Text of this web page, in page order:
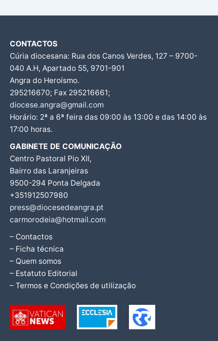
CONTACTOS
Cúria diocesana: Rua dos Canos Verdes, 127 – 9700-
040 A.H, Apartado 55, 9701-901
Angra do Heroísmo.
295216670; Fax 295216661;
diocese.angra@gmail.com
Horário: 2ª a 6ª feira das 09:00 às 13:00 e das 14:00 às
17:00 horas.
GABINETE DE COMUNICAÇÃO
Centro Pastoral Pio XII,
Bairro das Laranjeiras
9500-294 Ponta Delgada
+351912507980
press@diocesedeangra.pt
carmorodeia@hotmail.com
– Contactos
– Ficha técnica
– Quem somos
– Estatuto Editorial
– Termos e Condições de utilização